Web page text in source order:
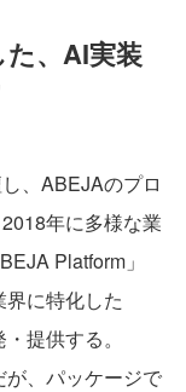
、AI実装
、ABEJAのプロ
年に多様な業
Platform」
に特化した
提供する。
、パッケージで